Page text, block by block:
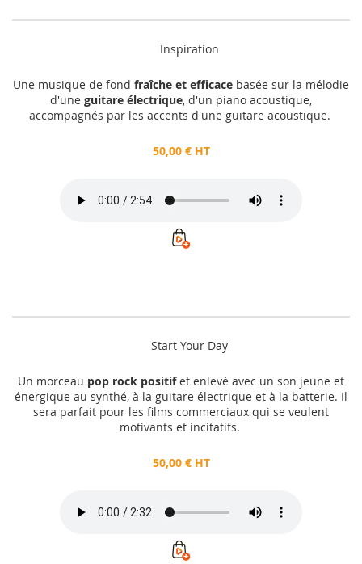
Inspiration
Une musique de fond fraîche et efficace basée sur la mélodie
d'une guitare électrique, d'un piano acoustique,
accompagnés par les accents d'une guitare acoustique.
50,00 € HT
Start Your Day
Un morceau pop rock positifet enlevé avec un son jeune et
énergique au synthé, à la guitare électrique et à la batterie. Il
sera parfait pour les films commerciaux qui se veulent
motivants et incitatifs.
50,00 € HT